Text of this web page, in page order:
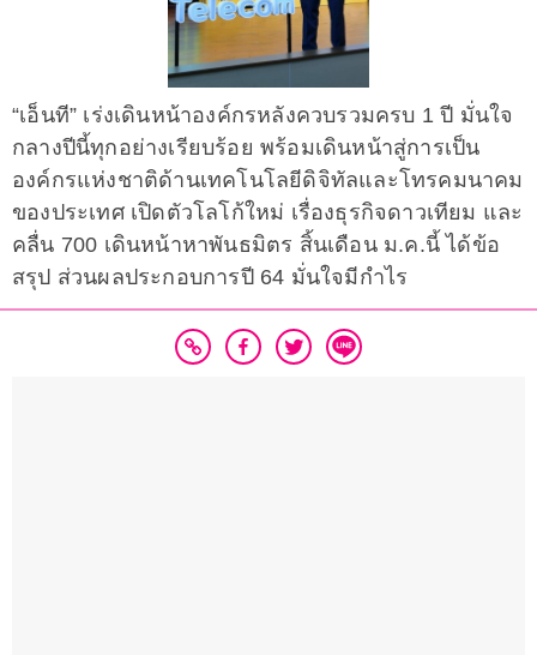
“เอ็นที” เร่งเดินหน้าองค์กรหลังควบรวมครบ 1 ปี มั่นใจ
กลางปีนี้ทุกอย่างเรียบร้อย พร้อมเดินหน้าสู่การเป็น
องค์กรแห่งชาติด้านเทคโนโลยีดิจิทัลและโทรคมนาคม
ของประเทศ เปิดตัวโลโก้ใหม่ เรื่องธุรกิจดาวเทียม และ
คลื่น 700 เดินหน้าหาพันธมิตร สิ้นเดือน ม.ค.นี้ ได้ข้อ
สรุป ส่วนผลประกอบการปี 64 มั่นใจมีกำไร